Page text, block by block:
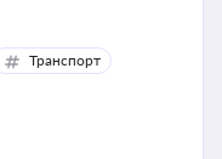
Транспорт